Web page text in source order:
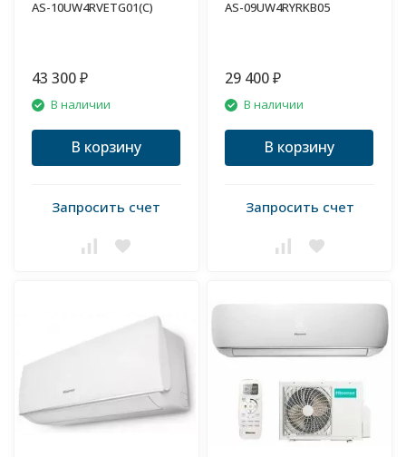
AS-10UW4RVETG01(C)
43 300 ₽
В наличии
В корзину
Запросить счет
AS-09UW4RYRKB05
29 400 ₽
В наличии
В корзину
Запросить счет